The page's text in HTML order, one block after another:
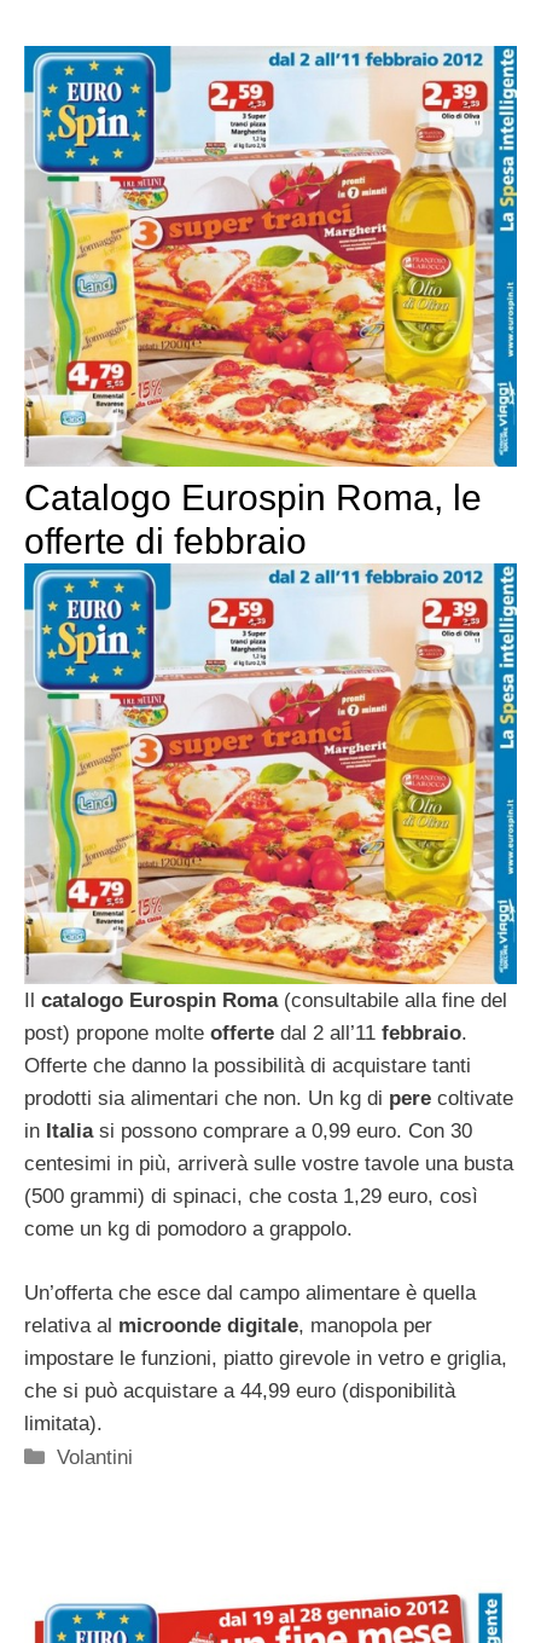
Catalogo Eurospin Roma, le
offerte di febbraio
catalogo Eurospin Roma(consultabile alla fine del
post) propone molte offerte dal 2 all’11 febbraio.
Offerte che danno la possibilità di acquistare tanti
prodotti sia alimentari che non. Un kg di pere coltivate
in Italiasi possono comprare a 0,99 euro. Con 30
centesimi in più, arriverà sulle vostre tavole una busta
(500 grammi) di spinaci, che costa 1,29 euro, così
come un kg di pomodoro a grappolo.
Un’offerta che esce dal campo alimentare è quella
relativa al microonde digitale, manopola per
impostare le funzioni, piatto girevole in vetro e griglia,
che si può acquistare a 44,99 euro (disponibilità
limitata).
Categorie
Volantini